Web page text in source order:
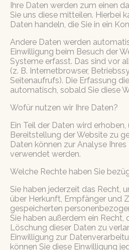
Ihre Daten werden zum einen
Sie uns diese mitteilen. Hierbei
Daten handeln, die Sie in ein
Andere Daten werden
Einwilligung beim Besuch der
Systeme erfasst. Das sind vor
(z. B. Internetbrowser,
Seitenaufrufs). Die Erfassung
automatisch, sobald Sie diese
Wofür nutzen wir Ihre Daten?
Ein Teil der Daten wird
Bereitstellung der Website zu
Daten können zur Analyse
verwendet werden.
Welche Rechte haben Sie
Sie haben jederzeit das Recht,
über Herkunft, Empfänger und
gespeicherten
Sie haben außerdem ein Recht,
Löschung dieser Daten zu
Einwilligung zur
können Sie diese Einwilligung